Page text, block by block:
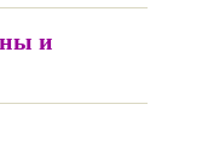
и